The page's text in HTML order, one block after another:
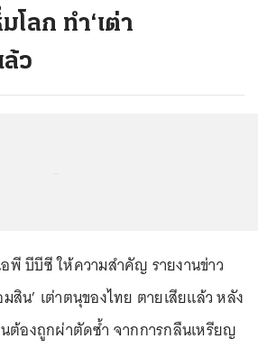
โลก ทำ‘เต่า
ว
พี บีบีซี ให้ความสำคัญ รายงานข่าว
มสิน’ เต่าตนุของไทย ตายเสียแล้ว หลัง
ต้องถูกผ่าตัดซ้ำ จากการกลืนเหรียญ